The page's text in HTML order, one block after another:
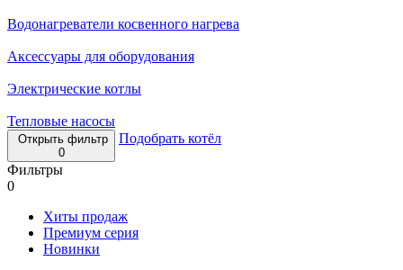
Водонагреватели косвенного нагрева
Аксессуары для оборудования
Электрические котлы
Тепловые насосы
Открыть фильтр
0
Подобрать котёл
Фильтры
0
Хиты продаж
Премиум серия
Новинки